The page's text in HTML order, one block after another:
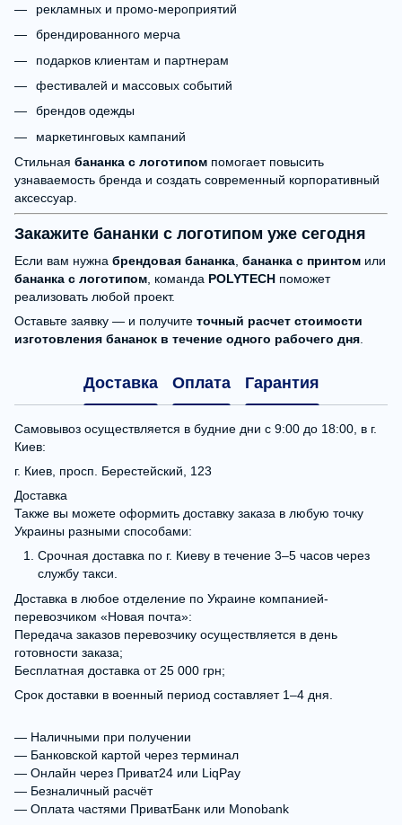
рекламных и промо-мероприятий
брендированного мерча
подарков клиентам и партнерам
фестивалей и массовых событий
брендов одежды
маркетинговых кампаний
Стильная бананка с логотипом помогает повысить
узнаваемость бренда и создать современный корпоративный
аксессуар.
Закажите бананки с логотипом уже сегодня
Если вам нужна брендовая бананка бананка с принтом или
бананка с логотипом , команда POLYTECH поможет
реализовать любой проект.
Оставьте заявку — и получите точный расчет стоимости
изготовления бананок в течение одного рабочего дня
Доставка Оплата Гарантия
Самовывоз осуществляется в будние дни с 9:00 до 18:00, в г.
Киев:
г. Киев, просп. Берестейский, 123
Доставка
Также вы можете оформить доставку заказа в любую точку
Украины разными способами:
Срочная доставка по г. Киеву в течение 3–5 часов через
службу такси.
Доставка в любое отделение по Украине компанией-
перевозчиком «Новая почта»:
Передача заказов перевозчику осуществляется в день
готовности заказа;
Бесплатная доставка от 25 000 грн;
Срок доставки в военный период составляет 1–4 дня.
— Наличными при получении
— Банковской картой через терминал
— Онлайн через Приват24 или LiqPay
— Безналичный расчёт
— Оплата частями ПриватБанк или Monobank